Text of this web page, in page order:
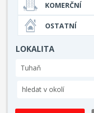
KOMERČNÍ
OSTATNÍ
LOKALITA
hledat v okolí